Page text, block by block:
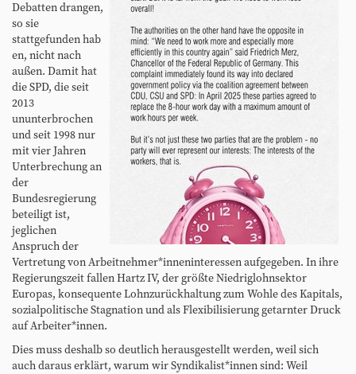
Debatten drangen,
so sie
stattgefunden hab
en, nicht nach
außen. Damit hat
die SPD, die seit
2013
ununterbrochen
und seit 1998 nur
mit vier Jahren
Unterbrechung an
der
Bundesregierung
beteiligt ist,
jeglichen
Anspruch der
Vertretung von Arbeitnehmer*inneninteressen aufgegeben. In ihre
Regierungszeit fallen Hartz IV, der größte Niedriglohnsektor
Europas, konsequente Lohnzurückhaltung zum Wohle des Kapitals,
sozialpolitische Stagnation und als Flexibilisierung getarnter Druck
auf Arbeiter*innen.
Dies muss deshalb so deutlich herausgestellt werden, weil sich
auch daraus erklärt, warum wir Syndikalist*innen sind: Weil